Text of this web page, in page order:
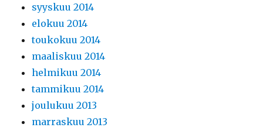
syyskuu 2014
elokuu 2014
toukokuu 2014
maaliskuu 2014
helmikuu 2014
tammikuu 2014
joulukuu 2013
marraskuu 2013